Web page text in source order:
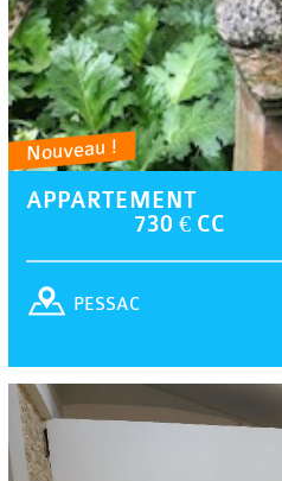
Nouveau !
APPARTEMENT
730 € CC
PESSAC